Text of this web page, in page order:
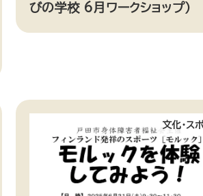
びの学校 6月ワークショップ）
文化・ス